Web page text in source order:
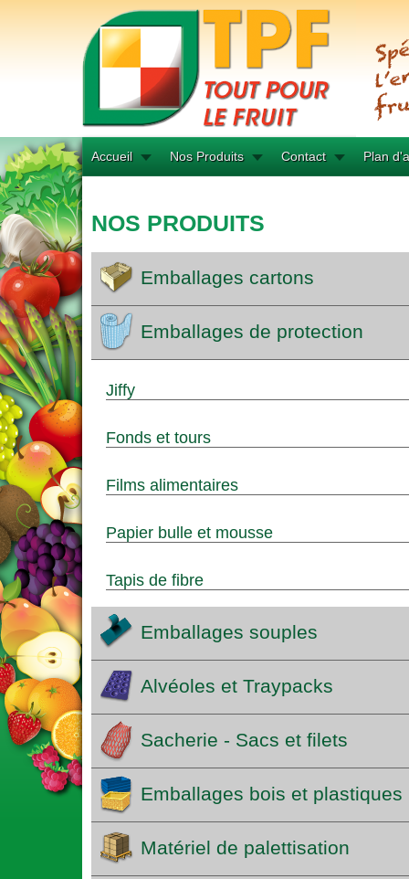
Accueil Nos Produits Contact Plan
NOS PRODUITS
Emballages cartons
Emballages de protection
Jiffy
Fonds et tours
Films alimentaires
Papier bulle et mousse
Tapis de fibre
Emballages souples
Alvéoles et Traypacks
Sacherie - Sacs et filets
Emballages bois et plastiques
Matériel de palettisation